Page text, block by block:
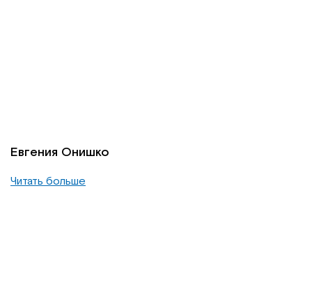
Евгения Онишко
Читать больше